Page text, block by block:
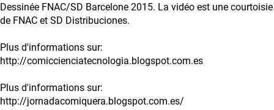
Dessinée FNAC/SD Barcelone 2015. La vidéo est une courtoisie
de FNAC et SD Distribuciones.
Plus d'informations sur:
http://comiccienciatecnologia.blogspot.com.es
Plus d'informations sur:
http://jornadacomiquera.blogspot.com.es/